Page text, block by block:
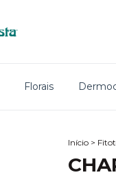
Florais
Início >